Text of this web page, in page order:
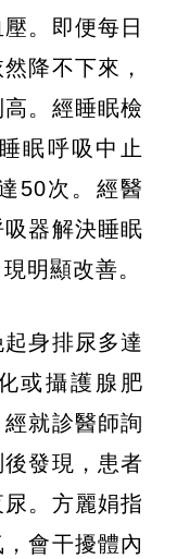
。即便每日
降不下來，
。經睡眠檢
眠呼吸中止
50次。經醫
器解決睡眠
明顯改善。
身排尿多達
或攝護腺肥
就診醫師詢
發現，患者
。方麗娟指
會干擾體內